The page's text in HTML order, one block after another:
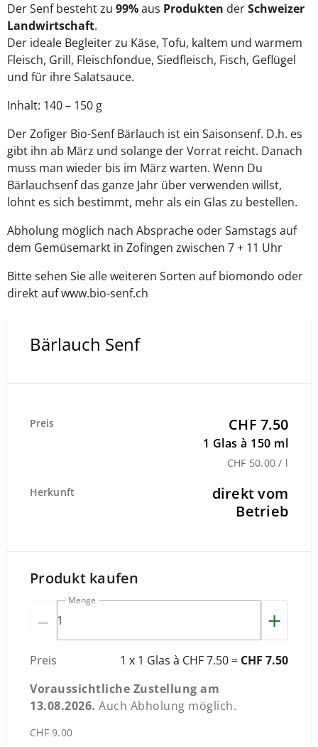
Der Senf besteht zu 99%aus Produkten derSchweizer
Landwirtschaft.
Der ideale Begleiter zu Käse, Tofu, kaltem und warmem
Fleisch, Grill, Fleischfondue, Siedfleisch, Fisch, Geflügel
und für ihre Salatsauce.
Inhalt: 140 – 150 g
Der Zofiger Bio-Senf Bärlauch ist ein Saisonsenf. D.h. es
gibt ihn ab März und solange der Vorrat reicht. Danach
muss man wieder bis im März warten. Wenn Du
Bärlauchsenf das ganze Jahr über verwenden willst,
lohnt es sich bestimmt, mehr als ein Glas zu bestellen.
Abholung möglich nach Absprache oder Samstags auf
dem Gemüsemarkt in Zofingen zwischen 7 + 11 Uhr
Bitte sehen Sie alle weiteren Sorten auf biomondo oder
direkt auf www.bio-senf.ch
Bärlauch Senf
Preis CHF 7.50
1 Glas à 150 ml
CHF 50.00 / l
Herkunft
direkt vom
Betrieb
Produkt kaufen
–
Menge
+
Preis 1 x 1 Glas à CHF 7.50 = CHF 7.50
Voraussichtliche Zustellung am
13.08.2026. Auch Abholung möglich.
CHF 9.00